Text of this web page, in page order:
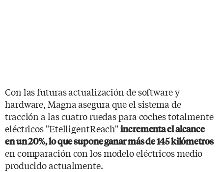
Con las futuras actualización de software y
hardware, Magna asegura que el sistema de
tracción a las cuatro ruedas para coches totalmente
eléctricos "EtelligentReach"incrementa el alcance
en un 20%, lo que supone ganar más de 145 kilómetros
en comparación con los modelo eléctricos medio
producido actualmente.